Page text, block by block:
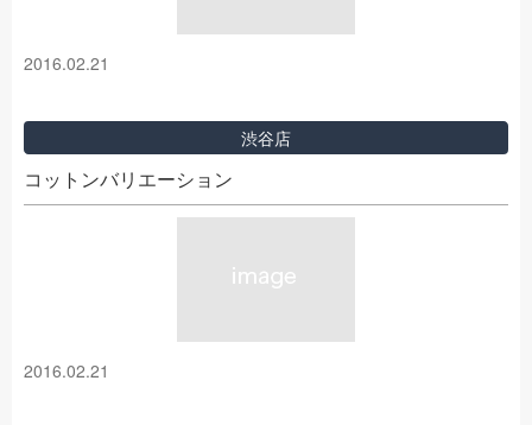
2016.02.21
渋谷店
コットンバリエーション
2016.02.21